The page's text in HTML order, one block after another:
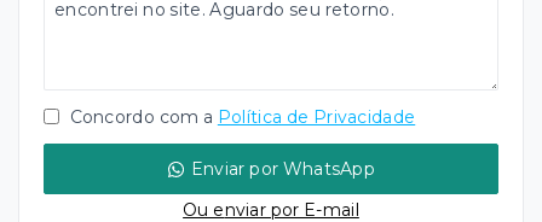
Concordo com a Política de Privacidade
Enviar por WhatsApp
Ou enviar por E-mail